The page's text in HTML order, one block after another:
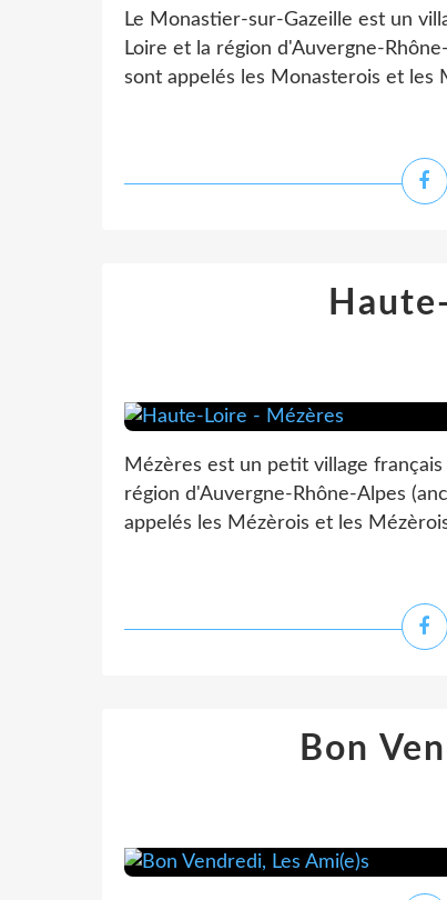
Le Monastier-sur-Gazeille est un
Loire et la région d'Auvergne-
sont appelés les Monasterois et les
Mézères est un petit village
région d'Auvergne-Rhône-Alpes
appelés les Mézèrois et les
Bon